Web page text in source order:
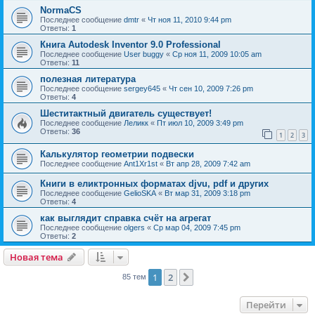
NormaCS
Последнее сообщение dmtr « Чт ноя 11, 2010 9:44 pm
Ответы: 1
Книга Autodesk Inventor 9.0 Professional
Последнее сообщение User buggy « Ср ноя 11, 2009 10:05 am
Ответы: 11
полезная литература
Последнее сообщение sergey645 « Чт сен 10, 2009 7:26 pm
Ответы: 4
Шеститактный двигатель существует!
Последнее сообщение Леликк « Пт июл 10, 2009 3:49 pm
Ответы: 36 1 2 3
Калькулятор геометрии подвески
Последнее сообщение Ant1Xr1st « Вт апр 28, 2009 7:42 am
Книги в еликтронных форматах djvu, pdf и других
Последнее сообщение GelioSKA « Вт мар 31, 2009 3:18 pm
Ответы: 4
как выглядит справка счёт на агрегат
Последнее сообщение olgers « Ср мар 04, 2009 7:45 pm
Ответы: 2
Новая тема
85 тем 1 2
Перейти